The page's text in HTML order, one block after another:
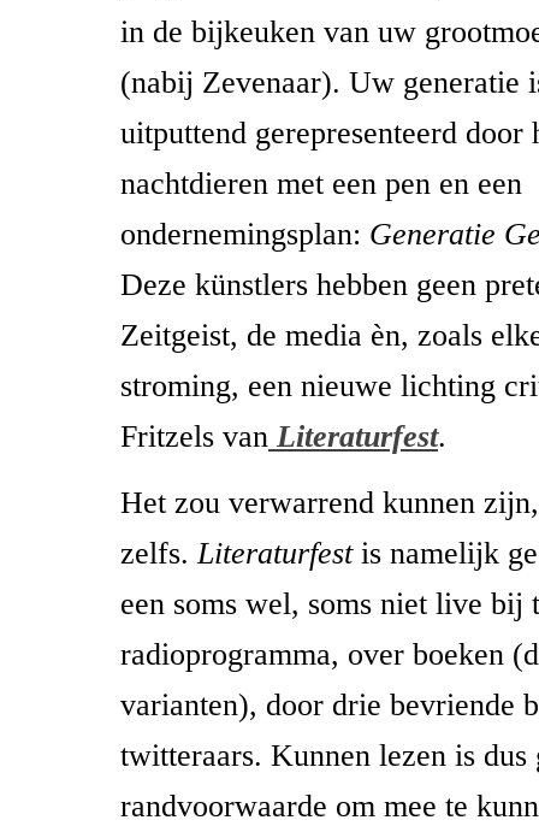
in de bijkeuken van uw
(nabij Zevenaar). Uw generatie
uitputtend gerepresenteerd door
nachtdieren met een pen en een
ondernemingsplan: Generatie
Deze künstlers hebben geen
Zeitgeist, de media èn, zoals
stroming, een nieuwe lichting
Fritzels van Literaturfest.
Het zou verwarrend kunnen
zelfs.Literaturfest is namelijk
een soms wel, soms niet live bij
radioprogramma, over boeken
varianten), door drie bevriende
twitteraars. Kunnen lezen is dus
randvoorwaarde om mee te